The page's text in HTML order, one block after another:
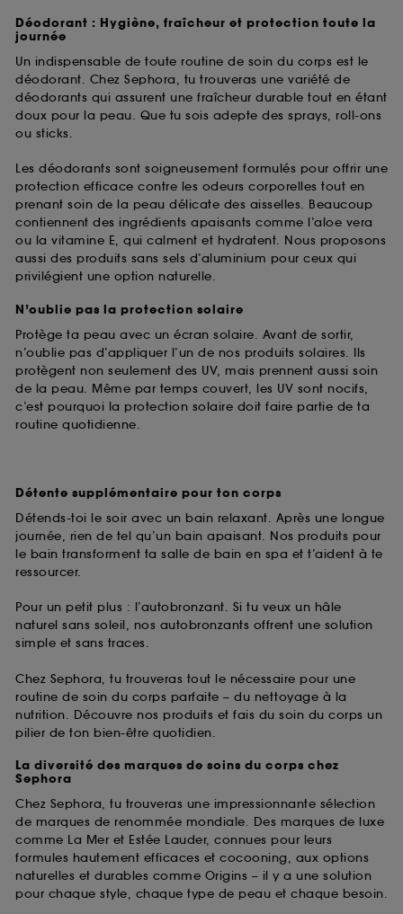
Déodorant : Hygiène, fraîcheur et protection toute la
journée
Un indispensable de toute routine de soin du corps est le
déodorant. Chez Sephora, tu trouveras une variété de
déodorants qui assurent une fraîcheur durable tout en étant
doux pour la peau. Que tu sois adepte des sprays, roll-ons
ou sticks.
Les déodorants sont soigneusement formulés pour offrir une
protection efficace contre les odeurs corporelles tout en
prenant soin de la peau délicate des aisselles. Beaucoup
contiennent des ingrédients apaisants comme l’aloe vera
ou la vitamine E, qui calment et hydratent. Nous proposons
aussi des produits sans sels d’aluminium pour ceux qui
privilégient une option naturelle.
N’oublie pas la protection solaire
Protège ta peau avec un écran solaire. Avant de sortir,
n’oublie pas d’appliquer l’un de nos produits solaires. Ils
protègent non seulement des UV, mais prennent aussi soin
de la peau. Même par temps couvert, les UV sont nocifs,
c’est pourquoi la protection solaire doit faire partie de ta
routine quotidienne.
Détente supplémentaire pour ton corps
Détends-toi le soir avec un bain relaxant. Après une longue
journée, rien de tel qu’un bain apaisant. Nos produits pour
le bain transforment ta salle de bain en spa et t’aident à te
ressourcer.
Pour un petit plus : l’autobronzant. Si tu veux un hâle
naturel sans soleil, nos autobronzants offrent une solution
simple et sans traces.
Chez Sephora, tu trouveras tout le nécessaire pour une
routine de soin du corps parfaite – du nettoyage à la
nutrition. Découvre nos produits et fais du soin du corps un
pilier de ton bien-être quotidien.
La diversité des marques de soins du corps chez
Sephora
Chez Sephora, tu trouveras une impressionnante sélection
de marques de renommée mondiale. Des marques de luxe
comme La Mer et Estée Lauder, connues pour leurs
formules hautement efficaces et cocooning, aux options
naturelles et durables comme Origins – il y a une solution
pour chaque style, chaque type de peau et chaque besoin.